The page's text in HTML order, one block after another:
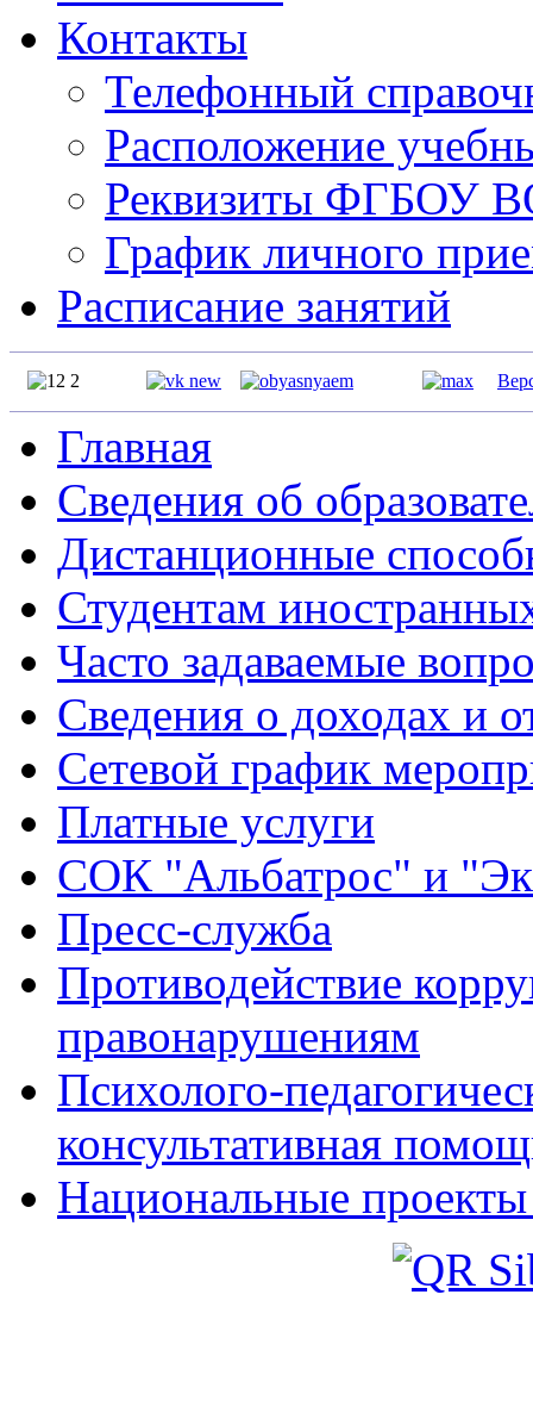
Контакты
Телефонный
Расположение
Реквизиты ФГБОУ
График личного
Расписание занятий
Главная
Сведения об
Дистанционные
Студентам
Часто задаваемые
Сведения о доходах и
Сетевой график
Платные услуги
СОК "Альбатрос" и
Пресс-служба
Противодействие
правонарушениям
Психолого-
консультативная
Национальные